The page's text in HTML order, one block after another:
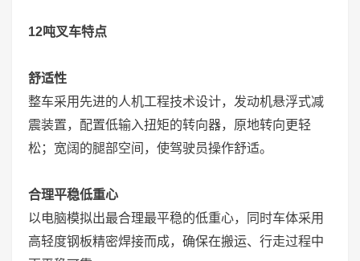
12吨叉车特点
舒适性
整车采用先进的人机工程技术设计，发动机悬浮式减
震装置，配置低输入扭矩的转向器，原地转向更轻
松；宽阔的腿部空间，使驾驶员操作舒适。
合理平稳低重心
以电脑模拟出最合理最平稳的低重心，同时车体采用
高轻度钢板精密焊接而成，确保在搬运、行走过程中